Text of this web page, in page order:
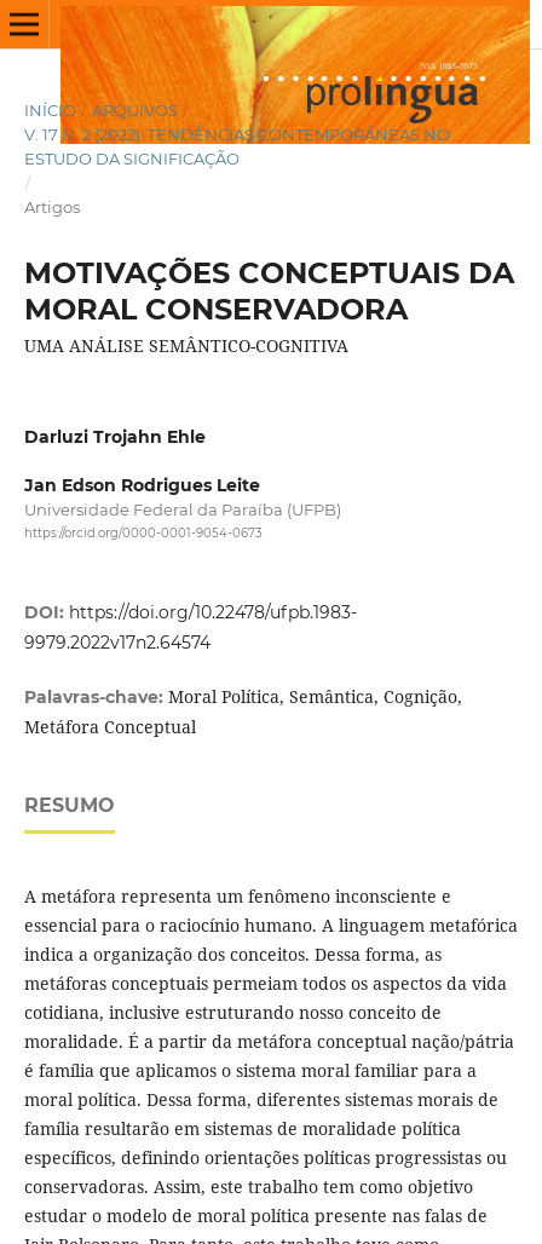
INÍCIO / ARQUIVOS /
V. 17 N. 2 (2022): TENDÊNCIAS CONTEMPORÂNEAS NO
ESTUDO DA SIGNIFICAÇÃO
/
Artigos
MOTIVAÇÕES CONCEPTUAIS DA
MORAL CONSERVADORA
UMA ANÁLISE SEMÂNTICO-COGNITIVA
Darluzi Trojahn Ehle
Jan Edson Rodrigues Leite
Universidade Federal da Paraíba (UFPB)
https://orcid.org/0000-0001-9054-0673
DOI: https://doi.org/10.22478/ufpb.1983-
9979.2022v17n2.64574
Palavras-chave: Moral Política, Semântica, Cognição,
Metáfora Conceptual
RESUMO
A metáfora representa um fenômeno inconsciente e
essencial para o raciocínio humano. A linguagem metafórica
indica a organização dos conceitos. Dessa forma, as
metáforas conceptuais permeiam todos os aspectos da vida
cotidiana, inclusive estruturando nosso conceito de
moralidade. É a partir da metáfora conceptual nação/pátria
é família que aplicamos o sistema moral familiar para a
moral política. Dessa forma, diferentes sistemas morais de
família resultarão em sistemas de moralidade política
específicos, definindo orientações políticas progressistas ou
conservadoras. Assim, este trabalho tem como objetivo
estudar o modelo de moral política presente nas falas de